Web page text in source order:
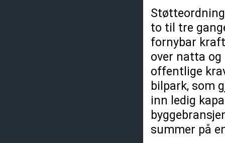
to til tre
fornybar
over natta
offentlige
bilpark, som
inn ledig
summer på